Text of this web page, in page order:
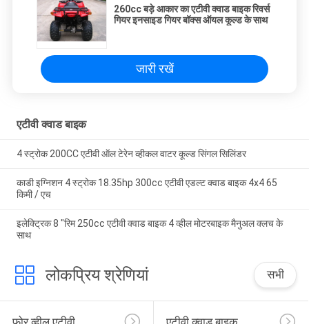
260cc बड़े आकार का एटीवी क्वाड बाइक रिवर्स
गियर इनसाइड गियर बॉक्स ऑयल कूल्ड के साथ
जारी रखें
एटीवी क्वाड बाइक
4 स्ट्रोक 200CC एटीवी ऑल टेरेन व्हीकल वाटर कूल्ड सिंगल सिलिंडर
काडी इग्निशन 4 स्ट्रोक 18.35hp 300cc एटीवी एडल्ट क्वाड बाइक 4x4 65
किमी / एच
इलेक्ट्रिक 8 "रिम 250cc एटीवी क्वाड बाइक 4 व्हील मोटरबाइक मैनुअल क्लच के
साथ
लोकप्रिय श्रेणियां सभी